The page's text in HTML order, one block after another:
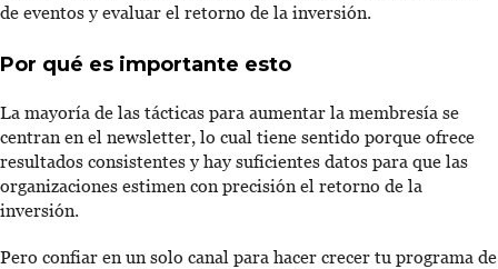
de eventos y evaluar el retorno de la inversión.
Por qué es importante esto
La mayoría de las tácticas para aumentar la membresía se
centran en el newsletter, lo cual tiene sentido porque ofrece
resultados consistentes y hay suficientes datos para que las
organizaciones estimen con precisión el retorno de la
inversión.
Pero confiar en un solo canal para hacer crecer tu programa de